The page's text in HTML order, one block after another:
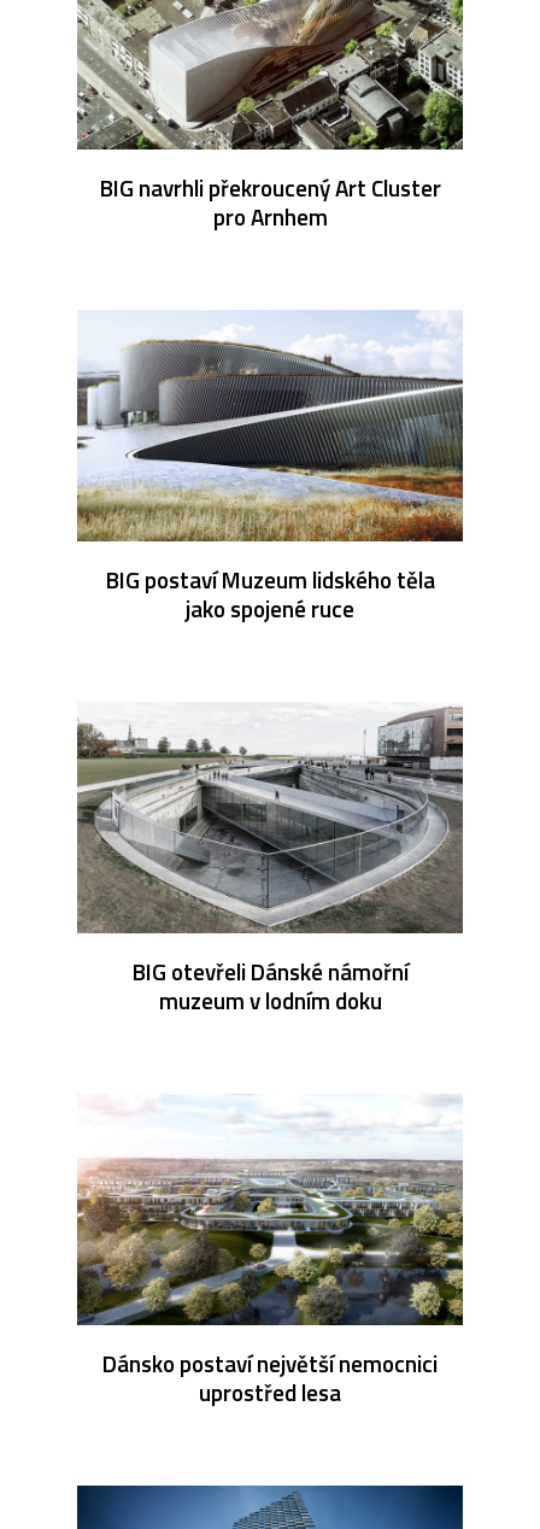
BIG navrhli překroucený Art Cluster
pro Arnhem
BIG postaví Muzeum lidského těla
jako spojené ruce
BIG otevřeli Dánské námořní
muzeum v lodním doku
Dánsko postaví největší nemocnici
uprostřed lesa